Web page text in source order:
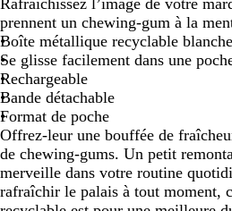
a
n
c
prennent un chewing-gum à la
Boîte métallique recyclable
Se glisse facilement dans une
Rechargeable
Bande détachable
Format de poche
Offrez-leur une bouffée de
de chewing-gums. Un petit
merveille dans votre routine
rafraîchir le palais à tout moment,